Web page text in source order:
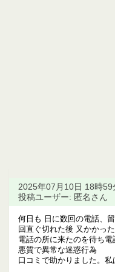
2025年07月10日 18時59
投稿ユーザー: 匿名さん
何日も 日に数回の電話、
回直ぐ切れた後 又かかった
電話の所に来たのを待ち電
悪質で異常な迷惑行為
口コミで助かりました。私